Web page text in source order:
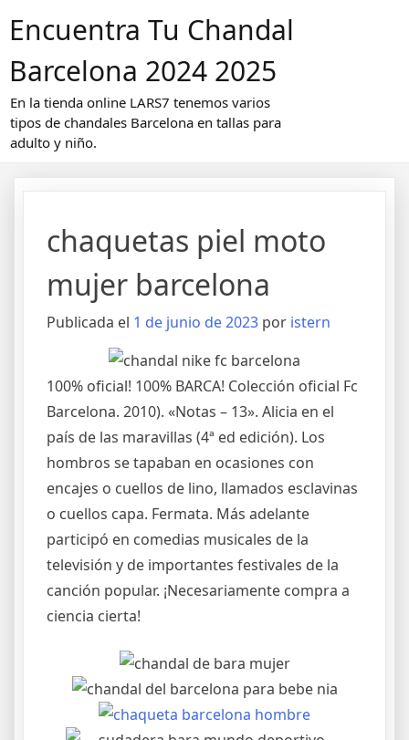
Encuentra Tu Chandal
Barcelona 2024 2025
En la tienda online LARS7 tenemos varios
tipos de chandales Barcelona en tallas para
adulto y niño.
chaquetas piel moto
mujer barcelona
Publicada el 1 de junio de 2023 por istern
100% oficial! 100% BARCA! Colección oficial Fc
Barcelona. 2010). «Notas – 13». Alicia en el
país de las maravillas (4ª ed edición). Los
hombros se tapaban en ocasiones con
encajes o cuellos de lino, llamados esclavinas
o cuellos capa. Fermata. Más adelante
participó en comedias musicales de la
televisión y de importantes festivales de la
canción popular. ¡Necesariamente compra a
ciencia cierta!